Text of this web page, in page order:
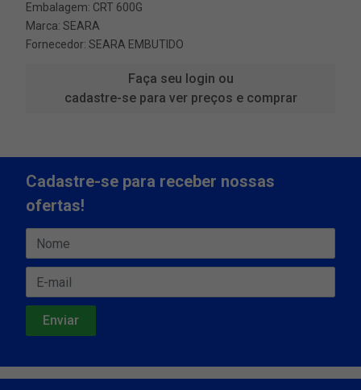
Embalagem: CRT 600G
Marca: SEARA
Fornecedor: SEARA EMBUTIDO
Faça seu login ou
cadastre-se para ver preços e comprar
Cadastre-se para receber nossas
ofertas!